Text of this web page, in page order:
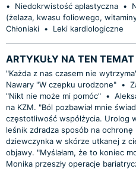
•
Niedokrwistość aplastyczna •
(żelaza, kwasu foliowego,
Chłoniaki • Leki kardiologiczne
ARTYKUŁY NA TEN TEMAT
"Każda z nas czasem nie
Nawary "W czepku urodzone" •
"Nikt nie może mi pomóc" •
na KZM. "Ból pozbawiał mnie
częstotliwość współżycia. Urolog
leśnik zdradza sposób na ochronę
dziewczynka w skórze utkanej z
objawy. "Myślałam, że to koniec
Monika przeszły operacje